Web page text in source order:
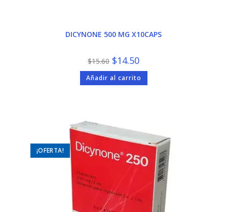
DICYNONE 500 MG X10CAPS
$15.60 El
precio
original
era:
$15.60.
$14.50El
precio
actual
es:
$14.50.
Añadir al carrito
¡OFERTA!